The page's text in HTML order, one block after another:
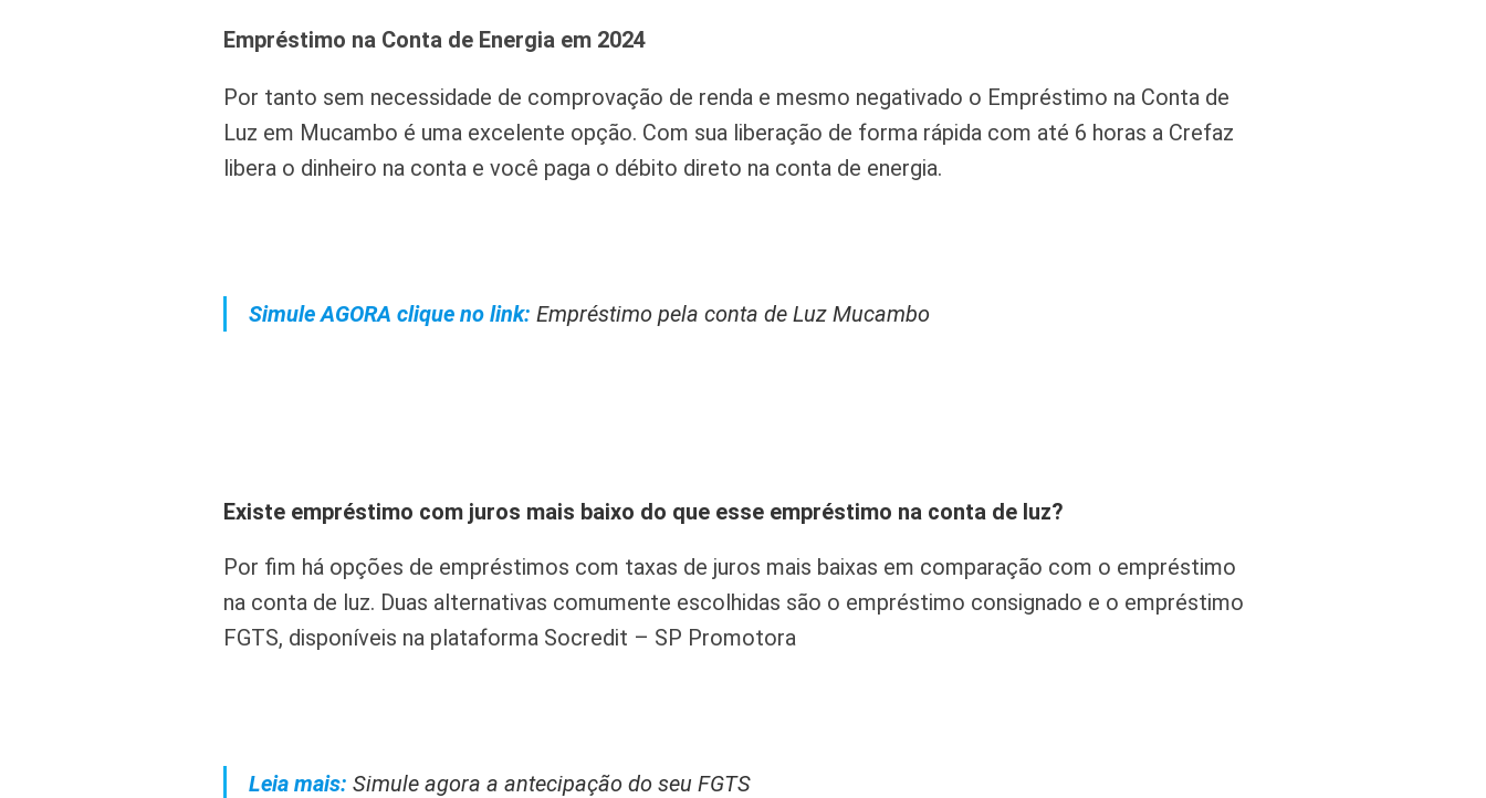
Empréstimo na Conta de Energia em 2024
Por tanto sem necessidade de comprovação de renda e mesmo negativado o Empréstimo na Conta de
Luz em Mucambo é uma excelente opção. Com sua liberação de forma rápida com até 6 horas a Crefaz
libera o dinheiro na conta e você paga o débito direto na conta de energia.
Simule AGORA clique no link: Empréstimo pela conta de Luz Mucambo
Existe empréstimo com juros mais baixo do que esse empréstimo na conta de luz?
Por fim há opções de empréstimos com taxas de juros mais baixas em comparação com o empréstimo
na conta de luz. Duas alternativas comumente escolhidas são o empréstimo consignado e o empréstimo
FGTS, disponíveis na plataforma Socredit – SP Promotora
Leia mais: Simule agora a antecipação do seu FGTS